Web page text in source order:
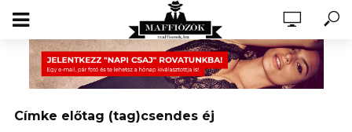
Címke előtag (tag)csendes éj